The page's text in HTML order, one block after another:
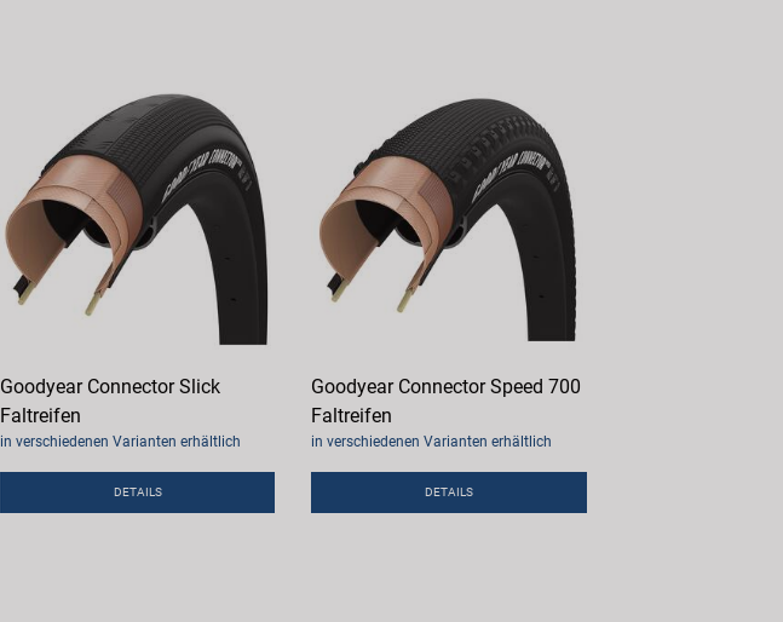
Goodyear Connector Slick
Faltreifen
in verschiedenen Varianten erhältlich
DETAILS
Goodyear Connector Speed 700
Faltreifen
in verschiedenen Varianten erhältlich
DETAILS